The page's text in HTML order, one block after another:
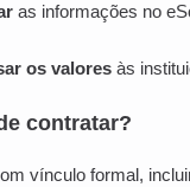
as informações no
os valores às
contratar?
vínculo formal,